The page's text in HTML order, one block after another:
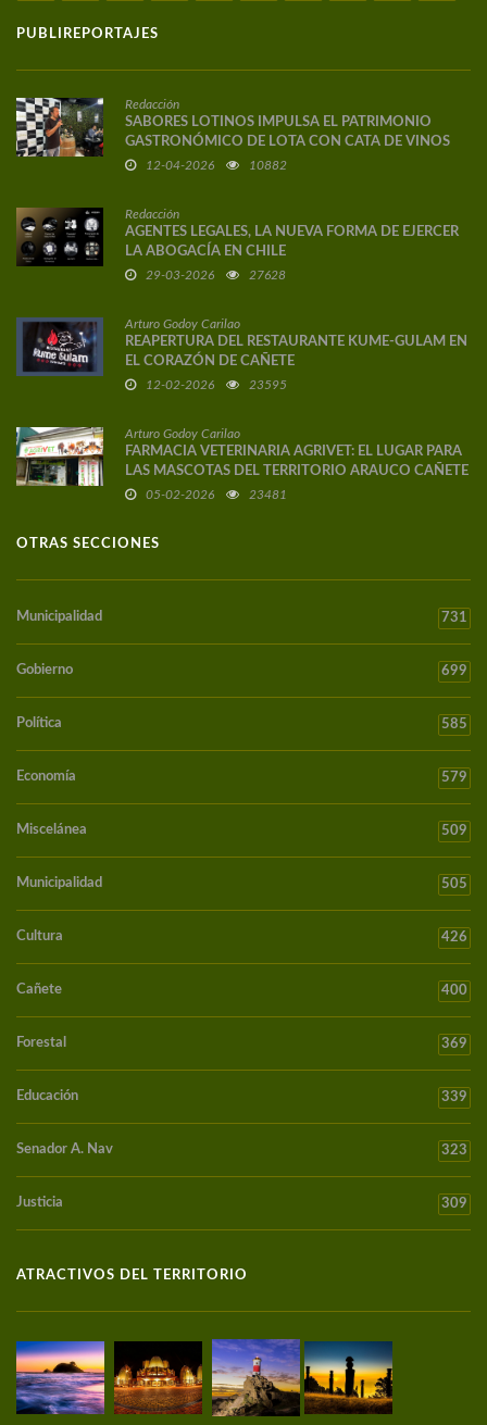
PUBLIREPORTAJES
Redacción
SABORES LOTINOS IMPULSA EL PATRIMONIO
GASTRONÓMICO DE LOTA CON CATA DE VINOS
DE AUTOR
12-04-2026 10882
Redacción
AGENTES LEGALES, LA NUEVA FORMA DE EJERCER
LA ABOGACÍA EN CHILE
29-03-2026 27628
Arturo Godoy Carilao
REAPERTURA DEL RESTAURANTE KUME-GULAM EN
EL CORAZÓN DE CAÑETE
12-02-2026 23595
Arturo Godoy Carilao
FARMACIA VETERINARIA AGRIVET: EL LUGAR PARA
LAS MASCOTAS DEL TERRITORIO ARAUCO CAÑETE
05-02-2026 23481
OTRAS SECCIONES
Municipalidad 731
Gobierno 699
Política 585
Economía 579
Miscelánea 509
Municipalidad 505
Cultura 426
Cañete 400
Forestal 369
Educación 339
Senador A. Nav 323
Justicia 309
ATRACTIVOS DEL TERRITORIO